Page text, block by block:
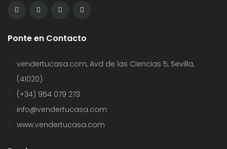
Ponte en Contacto
vendertucasa.com, Avd de las Ciencias 5, Sevilla,
(41020)
(+34) 954 079 273
info@vendertucasa.com
www.vendertucasa.com